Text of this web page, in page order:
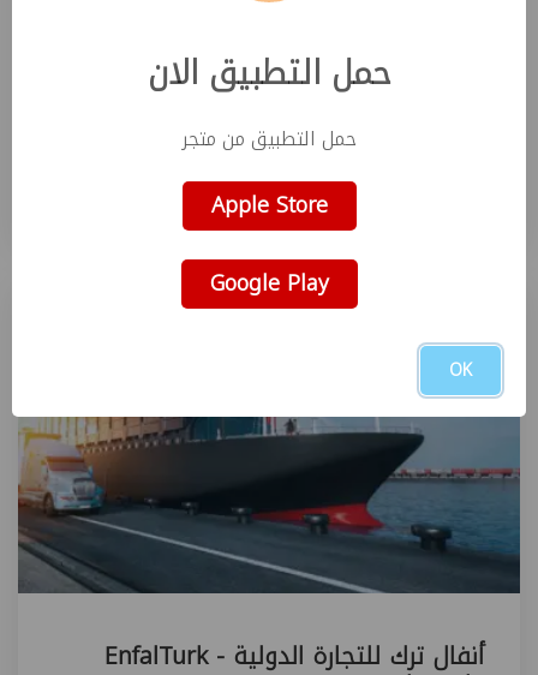
مطبعة برنت بلس | Print Plus Packaging
أنفال ترك للتجارة الدولية - EnfalTurk
حمل التطبيق الان
حمل التطبيق من متجر
Apple Store
Google Play
OK